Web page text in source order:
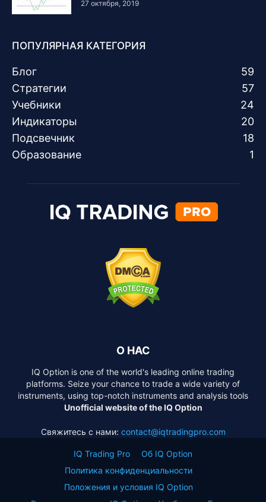
27 октября, 2019
ПОПУЛЯРНАЯ КАТЕГОРИЯ
Блог
59
Стратегии
57
Учебники
24
Индикаторы
20
Подсвечник
18
Образование
1
О НАС
IQ Option is one of the world's leading online trading
platforms. Seize your chance to trade a wide variety of
instruments, using top-notch instruments and analysis tools
Unofficial website of the IQ Option
Свяжитесь с нами: contact@iqtradingpro.com
IQ Trading Pro
Об IQ Option
Политика конфиденциальности
Положения и условия IQ Option